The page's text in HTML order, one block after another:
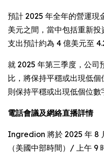
預計 2025 年全年的營運現
美元之間，當中包括重新
支出預計約為 4 億美元至
就 2025 年第三季度，公司
比，將保持平穩或出現低
則保持平穩或出現低個位數
電話會議及網絡直播詳情
Ingredion 將於 2025 年 8
（美國中部時間）/ 上午 9